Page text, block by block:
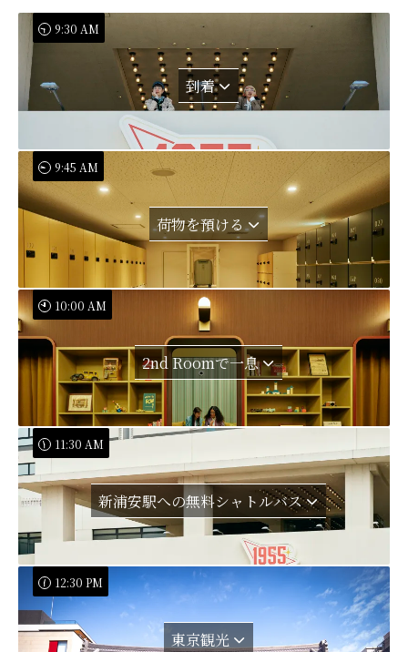
到着
9:30 AM
荷物を預ける
9:45 AM
2nd Roomで一息
10:00 AM
新浦安駅への無料シャトルバス
11:30 AM
東京観光
12:30 PM